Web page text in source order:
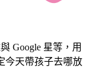
Google 星等，用
今天帶孩子去哪放